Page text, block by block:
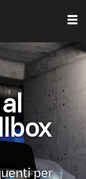
per